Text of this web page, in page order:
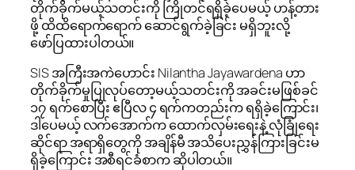
တိုက်ခိုက်မယ့်သတင်းကို ကြိုတင်ရရှိခဲ့ပေမယ့် ဟန့်တား
ဖို့ ထိထိရောက်ရောက် ဆောင်ရွက်ခဲ့ခြင်း မရှိဘူးလို့
ဖော်ပြထားပါတယ်။
SIS အကြီးအကဲဟောင်း Nilantha Jayawardena ဟာ
တိုက်ခိုက်မှုပြုလုပ်တော့မယ့်သတင်းကို အခင်းမဖြစ်ခင်
၁၇ ရက်စောပြီး ဧပြီလ ၄ ရက်ကတည်းက ရရှိခဲ့ကြောင်း၊
ဒါပေမယ့် လက်အောက်က ထောက်လှမ်းရေးနဲ့ လုံခြုံရေး
ဆိုင်ရာ အရာရှိတွေကို အချိန်မီ အသိပေးညွှန်ကြားခြင်းမ
ရှိခဲ့ကြောင်း အစီရင်ခံစာက ဆိုပါတယ်။